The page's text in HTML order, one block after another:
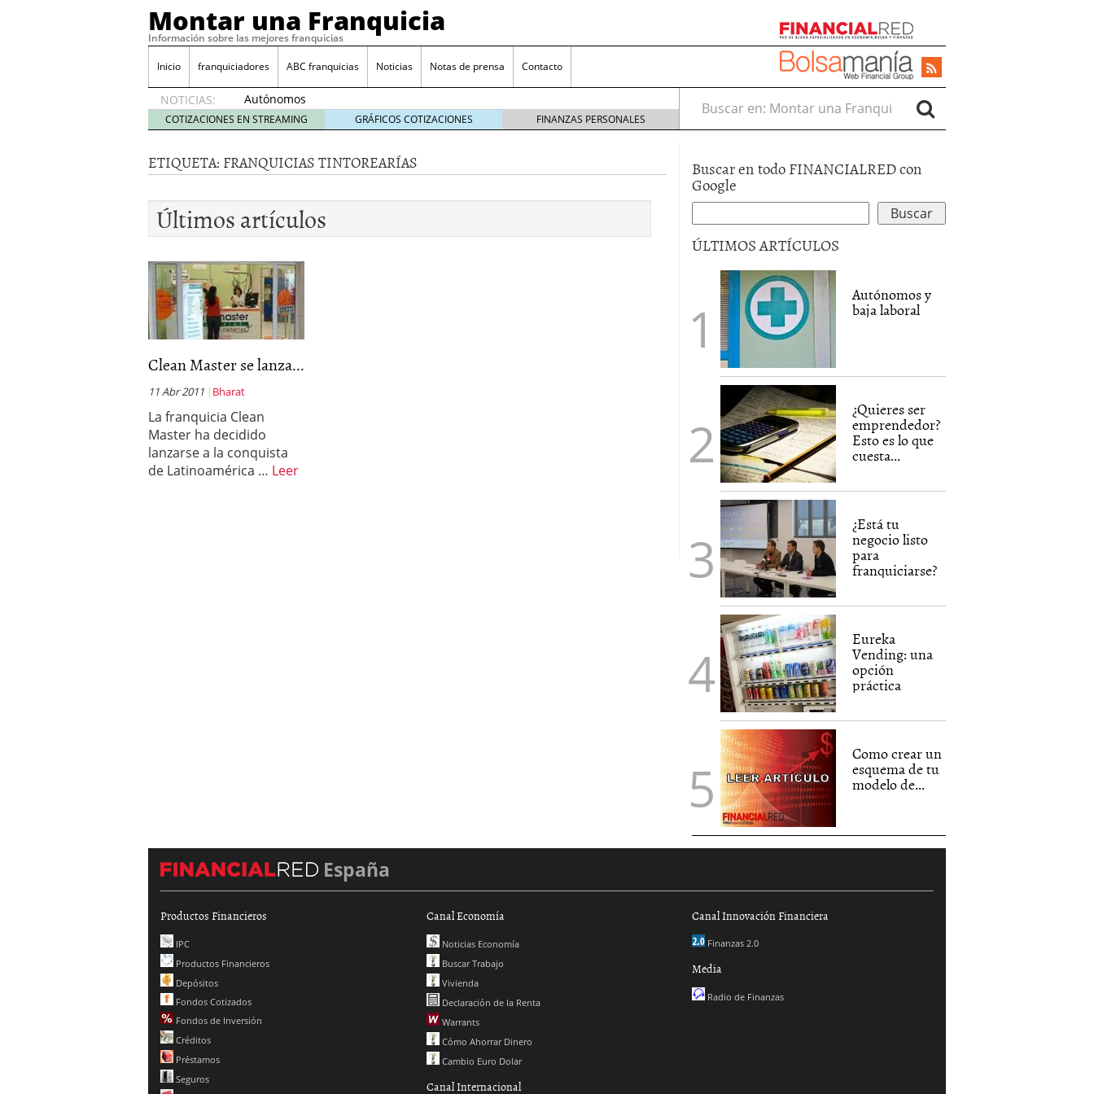
Montar una Franquicia
Información sobre las mejores franquicias
Inicio franquiciadores ABC franquicias Noticias Notas de prensa Contacto
NOTICIAS:
Autónomos
y baja
laboral
2014
¿Quieres ser emprendedor? Esto es lo que cuesta y las ayudas que puedes
tener 4 julio 2014
¿Está tu negocio listo para franquiciarse?
Eureka Vending: una opción práctica
COTIZACIONES EN STREAMING GRÁFICOS COTIZACIONES FINANZAS PERSONALES
Buscar en:
ETIQUETA: FRANQUICIAS TINTOREARÍAS
Últimos artículos
Clean Master se lanza...
11 Abr 2011 Bharat
La franquicia Clean
Master ha decidido
lanzarse a la conquista
de Latinoamérica … Leer
Buscar en todo FINANCIALRED con
Google
ÚLTIMOS ARTÍCULOS
Autónomos y
baja laboral
¿Quieres ser
emprendedor?
Esto es lo que
cuesta...
¿Está tu
negocio listo
para
franquiciarse?
Eureka
Vending: una
opción
práctica
Como crear un
esquema de tu
modelo de...
España
Productos Financieros
IPC
Productos Financieros
Depósitos
Fondos Cotizados
Fondos de Inversión
Créditos
Préstamos
Seguros
Canal Economía
Noticias Economía
Buscar Trabajo
Vivienda
Declaración de la Renta
Warrants
Cómo Ahorrar Dinero
Cambio Euro Dolar
Canal Internacional
Canal Innovación Financiera
Finanzas 2.0
Media
Radio de Finanzas